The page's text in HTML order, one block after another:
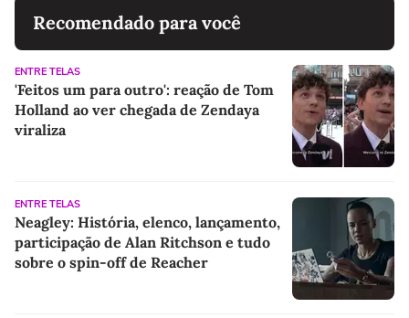
Recomendado para você
ENTRE TELAS
'Feitos um para outro': reação de Tom
Holland ao ver chegada de Zendaya
viraliza
ENTRE TELAS
Neagley: História, elenco, lançamento,
participação de Alan Ritchson e tudo
sobre o spin-off de Reacher